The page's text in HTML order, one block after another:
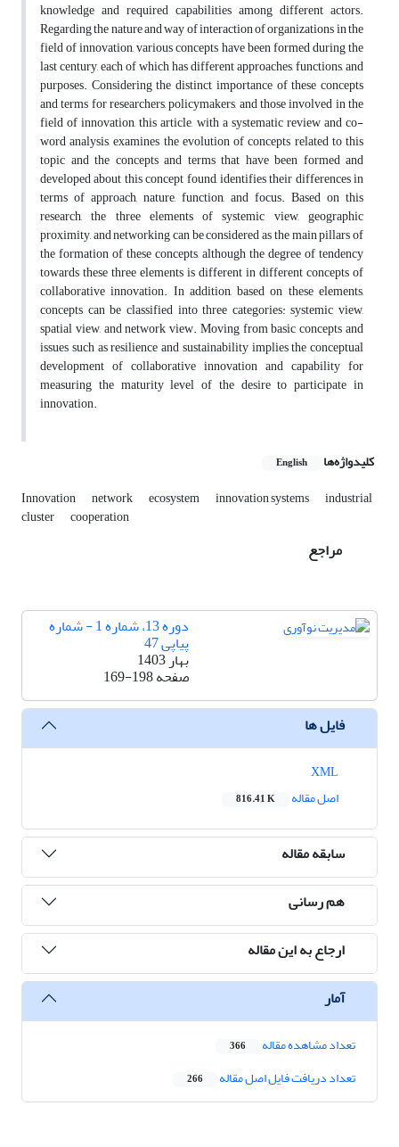
knowledge and required capabilities among different actors.
Regarding the nature and way of interaction of organizations in the
field of innovation, various concepts have been formed during the
last century, each of which has different approaches, functions, and
purposes. Considering the distinct importance of these concepts
and terms for researchers, policymakers, and those involved in the
field of innovation, this article, with a systematic review and co-
word analysis, examines the evolution of concepts related to this
topic and the concepts and terms that have been formed and
developed about this concept found, identifies their differences in
terms of approach, nature, function, and focus. Based on this
research, the three elements of systemic view, geographic
proximity, and networking can be considered as the main pillars of
the formation of these concepts, although the degree of tendency
towards these three elements is different in different concepts of
collaborative innovation. In addition, based on these elements,
concepts can be classified into three categories: systemic view,
spatial view, and network view. Moving from basic concepts and
issues such as resilience and sustainability implies the conceptual
development of collaborative innovation and capability for
measuring the maturity level of the desire to participate in
innovation.
کلیدواژه‌ها English
Innovation network ecosystem innovation systems industrial
cluster cooperation
مراجع
دوره 13، شماره 1 - شماره
پیاپی 47
بهار 1403
صفحه169-198
فایل ها
اصل مقاله
816.41 K
سابقه مقاله
هم رسانی
ارجاع به این مقاله
آمار
تعداد مشاهده مقاله 366
تعداد دریافت فایل اصل مقاله 266